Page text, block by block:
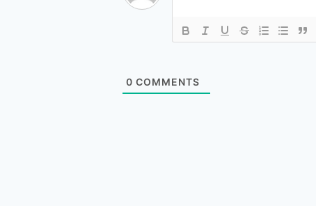
0 COMMENTS